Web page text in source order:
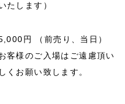
たします）
円 （前売り、当日）
客様のご入場はご遠慮頂い
くお願い致します。